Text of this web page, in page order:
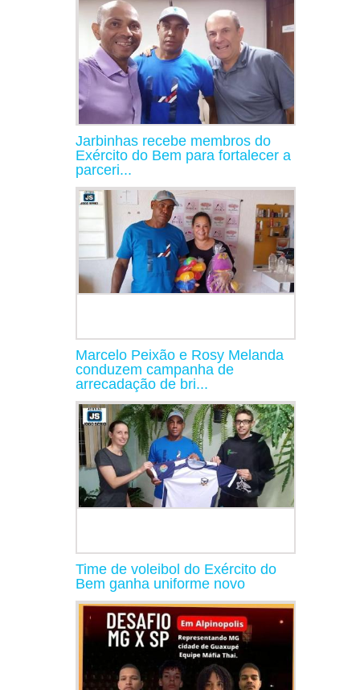
Jarbinhas recebe membros do
Exército do Bem para fortalecer a
parceri...
Marcelo Peixão e Rosy Melanda
conduzem campanha de
arrecadação de bri...
Time de voleibol do Exército do
Bem ganha uniforme novo